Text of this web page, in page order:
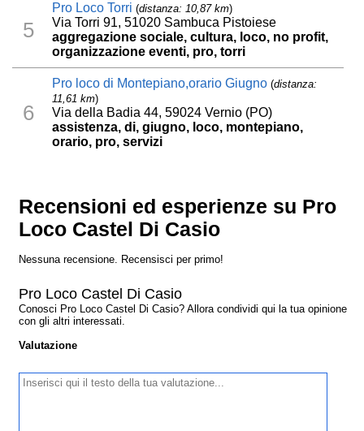
5
Pro Loco Torri (distanza: 10,87 km)
Via Torri 91, 51020 Sambuca Pistoiese
aggregazione sociale, cultura, loco, no profit,
organizzazione eventi, pro, torri
6
Pro loco di Montepiano,orario Giugno (distanza:
11,61 km)
Via della Badia 44, 59024 Vernio (PO)
assistenza, di, giugno, loco, montepiano,
orario, pro, servizi
Recensioni ed esperienze su Pro
Loco Castel Di Casio
Nessuna recensione. Recensisci per primo!
Pro Loco Castel Di Casio
Conosci Pro Loco Castel Di Casio? Allora condividi qui la tua opinione
con gli altri interessati.
Valutazione